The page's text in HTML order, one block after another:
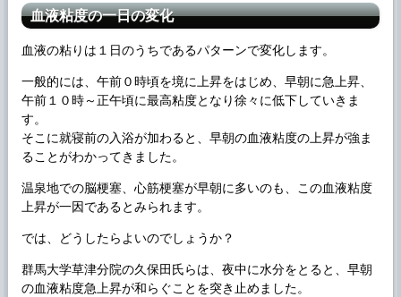
血液粘度の一日の変化
血液の粘りは１日のうちであるパターンで変化します。
一般的には、午前０時頃を境に上昇をはじめ、早朝に急上昇、
午前１０時～正午頃に最高粘度となり徐々に低下していきま
す。
そこに就寝前の入浴が加わると、早朝の血液粘度の上昇が強ま
ることがわかってきました。
温泉地での脳梗塞、心筋梗塞が早朝に多いのも、この血液粘度
上昇が一因であるとみられます。
では、どうしたらよいのでしょうか？
群馬大学草津分院の久保田氏らは、夜中に水分をとると、早朝
の血液粘度急上昇が和らぐことを突き止めました。